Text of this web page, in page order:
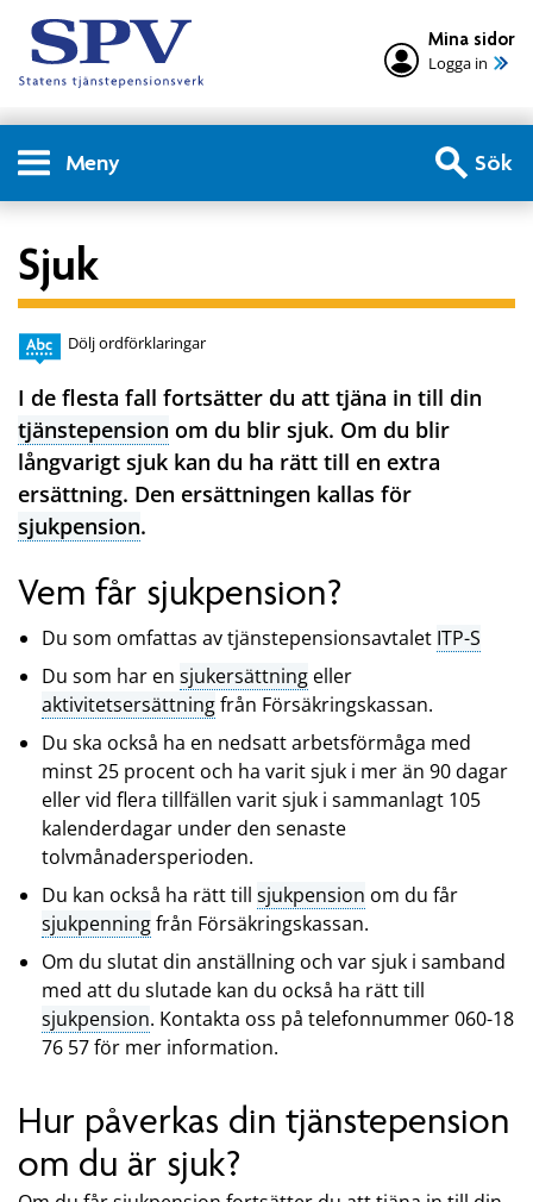
Mina sidor
Logga in
Meny Sök
Sjuk
Dölj ordförklaringar
I de flesta fall fortsätter du att tjäna in till din
tjänstepension om du blir sjuk. Om du blir
långvarigt sjuk kan du ha rätt till en extra
ersättning. Den ersättningen kallas för
sjukpension.
Vem får sjukpension?
Du som omfattas av tjänstepensionsavtalet ITP-S
Du som har en sjukersättning eller
aktivitetsersättningfrån Försäkringskassan.
Du ska också ha en nedsatt arbetsförmåga med
minst 25 procent och ha varit sjuk i mer än 90 dagar
eller vid flera tillfällen varit sjuk i sammanlagt 105
kalenderdagar under den senaste
tolvmånadersperioden.
Du kan också ha rätt till sjukpension om du får
sjukpenningfrån Försäkringskassan.
Om du slutat din anställning och var sjuk i samband
med att du slutade kan du också ha rätt till
sjukpension. Kontakta oss på telefonnummer 060-18
76 57 för mer information.
Hur påverkas din tjänstepension
om du är sjuk?